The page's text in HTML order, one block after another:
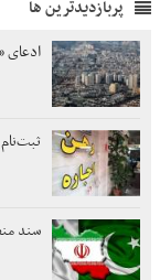
پربازدیدترین ها
سند